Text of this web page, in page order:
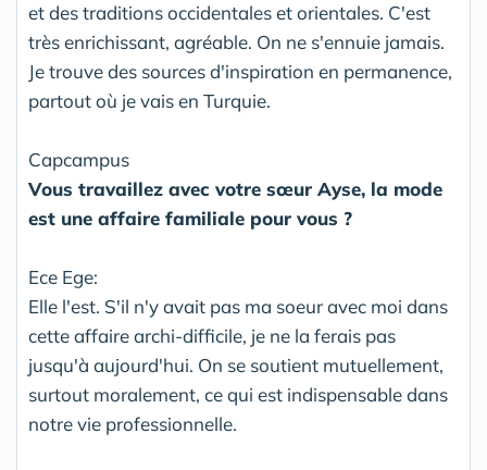
et des traditions occidentales et orientales. C'est
très enrichissant, agréable. On ne s'ennuie jamais.
Je trouve des sources d'inspiration en permanence,
partout où je vais en Turquie.
Capcampus
Vous travaillez avec votre sœur Ayse, la mode
est une affaire familiale pour vous ?
Ece Ege:
Elle l'est. S'il n'y avait pas ma soeur avec moi dans
cette affaire archi-difficile, je ne la ferais pas
jusqu'à aujourd'hui. On se soutient mutuellement,
surtout moralement, ce qui est indispensable dans
notre vie professionnelle.